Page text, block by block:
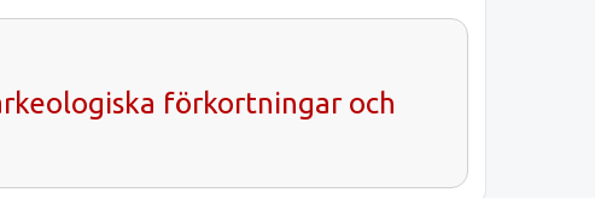
förkortningar och